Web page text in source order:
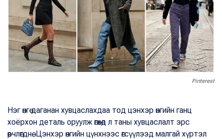
Pinterest
Нэг өнгө даганан хувцаслахдаа тод цэнхэр өнгийн ганц
хоёрхон деталь оруулж өгөхөд л таны хувцаслалт эрс
өөрчлөгднө. Цэнхэр өнгийн цүнхнээс өгсүүлээд малгай хүртэл